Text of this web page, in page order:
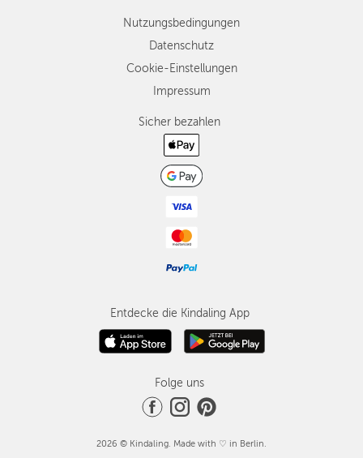
Nutzungsbedingungen
Datenschutz
Cookie-Einstellungen
Impressum
Sicher bezahlen
Entdecke die Kindaling App
Folge uns
2026 © Kindaling. Made with ♡ in Berlin.